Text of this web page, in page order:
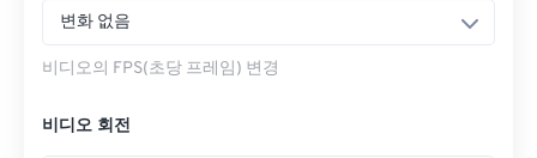
변화 없음
비디오의 FPS(초당 프레임) 변경
비디오 회전